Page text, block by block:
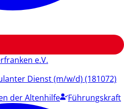
e.V.
Dienst (m/w/d) (181072)
der Altenhilfe Führungskraft